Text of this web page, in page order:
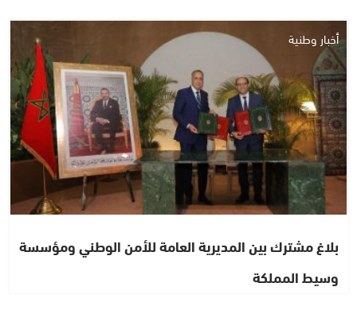
أخبار وطنية
بلاغ مشترك بين المديرية العامة للأمن الوطني ومؤسسة
وسيط المملكة